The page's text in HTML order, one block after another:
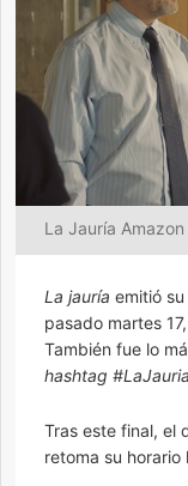
La Jauría
La jauría emitió
pasado martes
También fue lo
hashtag
Tras este final, el
retoma su horario